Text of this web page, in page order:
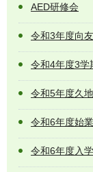
AED研修会
令和3年度向
令和4年度3学
令和5年度久
令和6年度始
令和6年度入